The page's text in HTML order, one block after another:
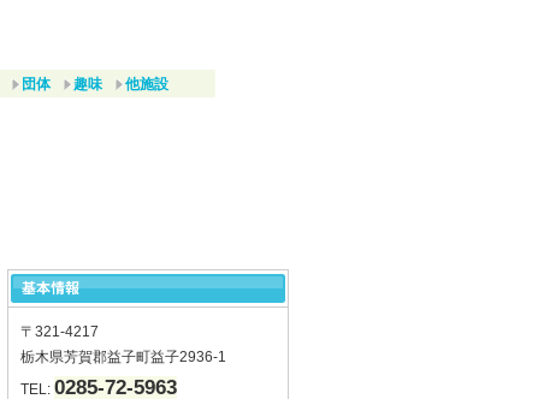
団体 趣味 他施設
〒321-4217
栃木県芳賀郡益子町益子2936-1
TEL: 0285-72-5963